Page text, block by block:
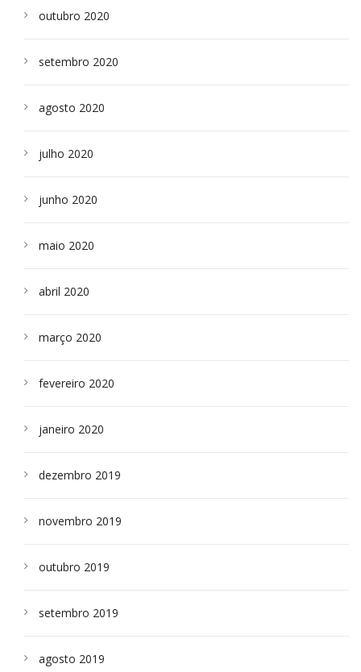
outubro 2020
setembro 2020
agosto 2020
julho 2020
junho 2020
maio 2020
abril 2020
março 2020
fevereiro 2020
janeiro 2020
dezembro 2019
novembro 2019
outubro 2019
setembro 2019
agosto 2019